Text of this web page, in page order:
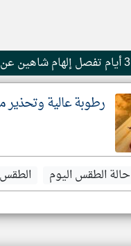
3 أيام تفصل إلهام شاهين عن الانتهاء من فيلم حين يكتب الحب
رطوبة عالية
حالة الطقس اليوم الطقس